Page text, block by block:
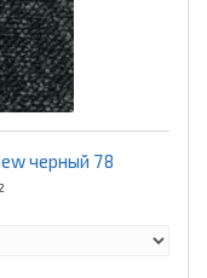
черный 78
2